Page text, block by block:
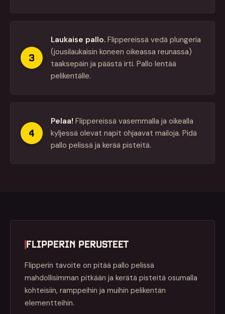
3
Laukaise pallo. Flippereissä vedä plungeria
(jousilaukaisin koneen oikeassa reunassa)
taaksepäin ja päästä irti. Pallo lentää
pelikentälle.
4
Pelaa! Flippereissä vasemmalla ja oikealla
kyljessä olevat napit ohjaavat mailoja. Pidä
pallo pelissä ja kerää pisteitä.
FLIPPERIN PERUSTEET
Flipperin tavoite on pitää pallo pelissä
mahdollisimman pitkään ja kerätä pisteitä osumalla
kohteisiin, ramppeihin ja muihin pelikentän
elementteihin.